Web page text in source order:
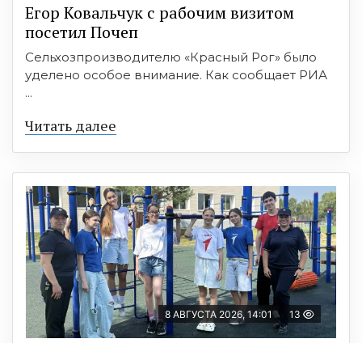
Егор Ковальчук с рабочим визитом
посетил Почеп
Сельхозпроизводителю «Красный Рог» было
уделено особое внимание. Как сообщает РИА
...
Читать далее
8 АВГУСТА 2026, 14:01 13